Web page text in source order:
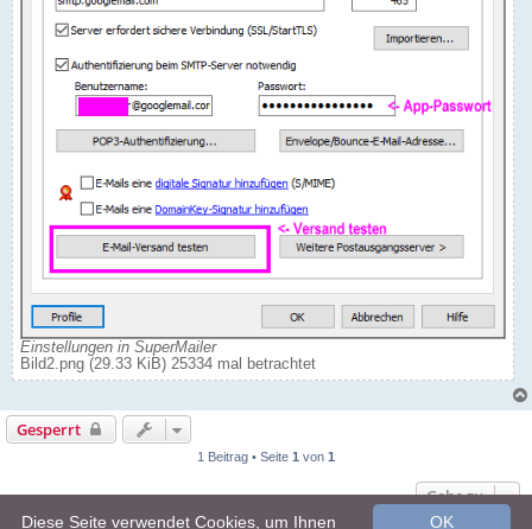
Einstellungen in SuperMailer
Bild2.png (29.33 KiB) 25334 mal betrachtet
Gesperrt
1 Beitrag • Seite 1 von 1
Gehe zu
OK
Diese Seite verwendet Cookies, um Ihnen